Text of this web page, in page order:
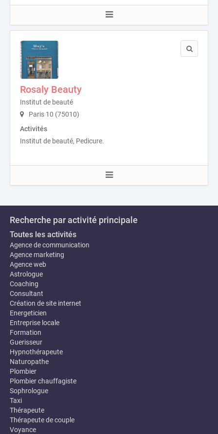
Rosaly Beauty
Institut de beauté
Paris 10 (75010)
Activités
Institut de beauté, Pedicure.
Recherche par activité principale
Toutes les activités
Agence de communication
Agence marketing
Agence web
Astrologue
Coaching
Consultant
Création de site internet
Energeticien
Entreprise locale
Formation
Guerisseur
Hypnothérapeute
Naturopathe
Plombier
Plombier chauffagiste
Sophrologue
Taxi
Thérapeute
Thérapeute de couple
Voyance